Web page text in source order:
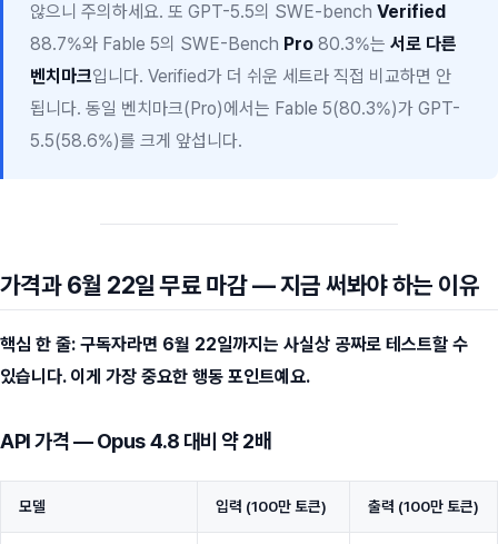
않으니 주의하세요. 또 GPT-5.5의 SWE-bench Verified
88.7%와 Fable 5의 SWE-Bench Pro 80.3%는 서로 다른
벤치마크입니다. Verified가 더 쉬운 세트라 직접 비교하면 안
됩니다. 동일 벤치마크(Pro)에서는 Fable 5(80.3%)가 GPT-
5.5(58.6%)를 크게 앞섭니다.
가격과 6월 22일 무료 마감 — 지금 써봐야 하는 이유
핵심 한 줄: 구독자라면 6월 22일까지는 사실상 공짜로 테스트할 수
있습니다. 이게 가장 중요한 행동 포인트예요.
API 가격 — Opus 4.8 대비 약 2배
모델 입력 (100만 토큰) 출력 (100만 토큰)